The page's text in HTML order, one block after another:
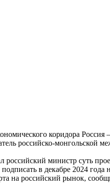
коридора
российско-монгольской
министр суть
в декабре 2024 года
на российский рынок,